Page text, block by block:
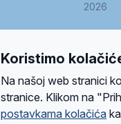
2026
Ova stranica je
Koristimo
Na našoj web stranici
stranice. Klikom na
postavkama kolačića